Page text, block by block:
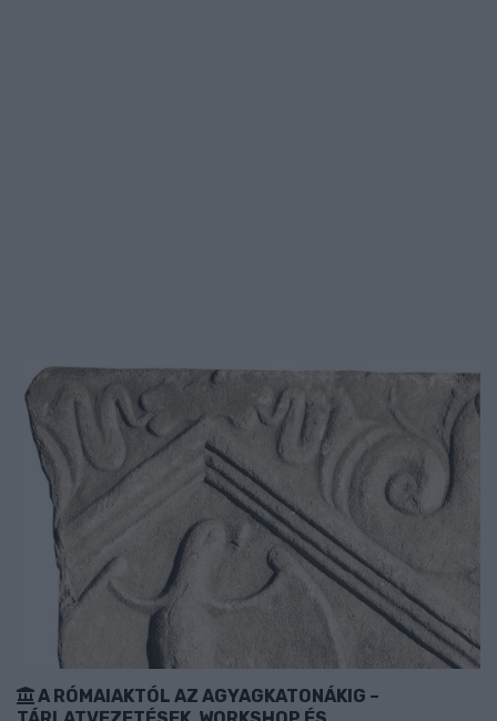
A RÓMAIAKTÓL AZ AGYAGKATONÁKIG –